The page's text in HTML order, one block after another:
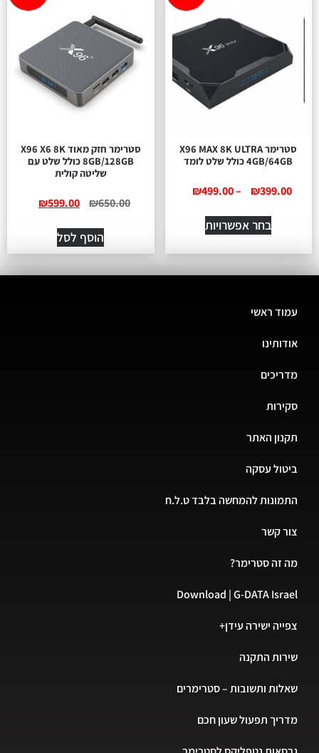
סטרימר X96 MAX 8K ULTRA
4GB/64GB כולל שלט לומד
₪399.00
–
₪499.00
בחר אפשרויות
סטרימר חזק מאוד X96 X6 8K
8GB/128GB כולל שלט עם
שליטה קולית
₪650.00
₪599.00
הוסף לסל
עמוד ראשי
אודותינו
מדריכים
סקירות
תקנון האתר
ביטול עסקה
התמונות להמחשה בלבד ט.ל.ח
צור קשר
מה זה סטרימר?
Download | G-DATA Israel
צפייה ישירה עידן+
שירות התקנה
שאלות ותשובות – סטרימרים
מדריך תפעול שעון חכם